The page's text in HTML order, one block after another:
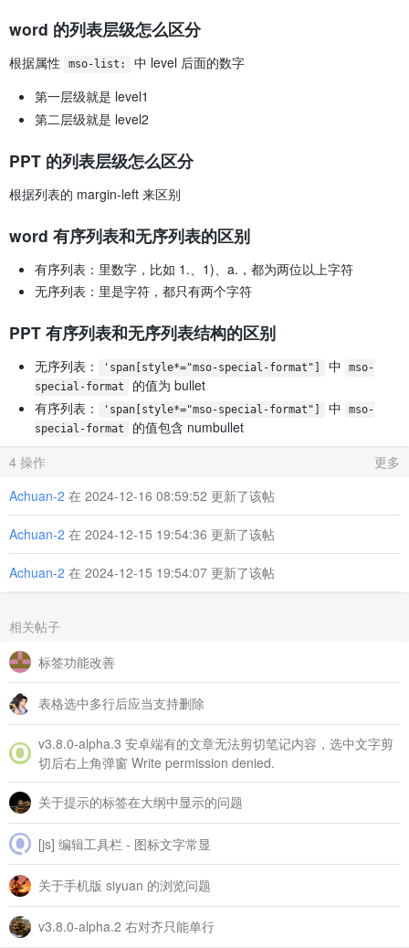
const listType =
(!currentList) {
// 创建第一个列表
                fragment.
                listStack.
const newList =
                currentList = newList;
            }
else
(currentLevel < previousLevel) {
// 返回上层列表
                    listStack.
pop();
                    currentList = listStack[listStack.
// 同级但列表类型不同，创建新列表
if (listStack.length > 1) {
// 如果在嵌套中，添加到父列表项
                    currentList.
                }
else {
// 顶层列表，直接添加到片段
                }
                listStack[listStack.
length
            }
// 创建列表项
const li = document.createElement('li');
const pClone = p.cloneNode( true
// 删除Word特有的列表标记
            });
            currentList.
            previousLevel = currentLevel;
        });
const wrapper = document.createElement( 'div');
        wrapper.
appendChild(fragment);
return wrapper.innerHTML ;
    }
    elements.
const style = element.
const isListItem = style.includes('level') && style.
if (isListItem) {
            listElements.
push(element);
        }
else {
word 的列表层级怎么区分
根据属性 mso-list:
中 level 后面的数字
第一层级就是 level1
第二层级就是 level2
PPT 的列表层级怎么区分
根据列表的 margin-left 来区别
word 有序列表和无序列表的区别
有序列表： 里数字，比如 1.、1)、a.，都为两位以上字符
无序列表： 里是字符，都只有两个字符
PPT 有序列表和无序列表结构的区别
无序列表： 'span[style*="mso-special-format"] 中
mso-
special-format
的值为 bullet
有序列表：
'span[style*="mso-special-format"] 中
mso-
special-format
的值包含 numbullet
4 操作
更多
Achuan-2 在 2024-12-16 08:59:52 更新了该帖
Achuan-2 在 2024-12-15 19:54:36 更新了该帖
Achuan-2 在 2024-12-15 19:54:07 更新了该帖
相关帖子
标签功能改善
表格选中多行后应当支持删除
v3.8.0‑alpha.3 安卓端有的文章无法剪切笔记内容，选中文字剪
切后右上角弹窗 Write permission denied.
关于提示的标签在大纲中显示的问题
[js] 编辑工具栏 - 图标文字常显
关于手机版 siyuan 的浏览问题
v3.8.0-alpha.2 右对齐只能单行